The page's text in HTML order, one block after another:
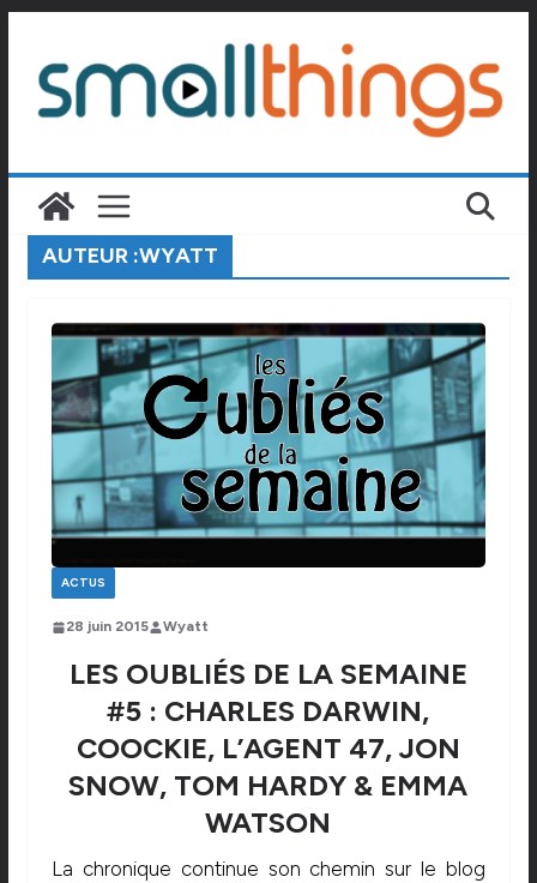
contenu
AUTEUR :WYATT
ACTUS
28 juin 2015 Wyatt
LES OUBLIÉS DE LA SEMAINE
#5 : CHARLES DARWIN,
COOCKIE, L’AGENT 47, JON
SNOW, TOM HARDY & EMMA
WATSON
La chronique continue son chemin sur le blog